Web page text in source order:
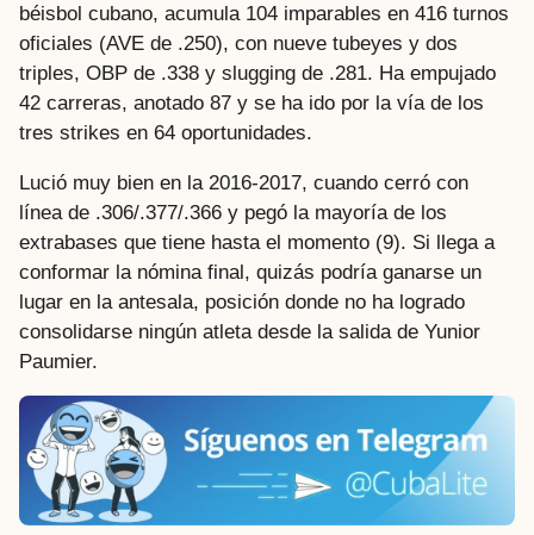
béisbol cubano, acumula 104 imparables en 416 turnos
oficiales (AVE de .250), con nueve tubeyes y dos
triples, OBP de .338 y slugging de .281. Ha empujado
42 carreras, anotado 87 y se ha ido por la vía de los
tres strikes en 64 oportunidades.
Lució muy bien en la 2016-2017, cuando cerró con
línea de .306/.377/.366 y pegó la mayoría de los
extrabases que tiene hasta el momento (9). Si llega a
conformar la nómina final, quizás podría ganarse un
lugar en la antesala, posición donde no ha logrado
consolidarse ningún atleta desde la salida de Yunior
Paumier.